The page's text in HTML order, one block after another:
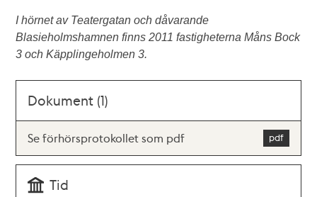
I hörnet av Teatergatan och dåvarande
Blasieholmshamnen finns 2011 fastigheterna Måns Bock
3 och Käpplingeholmen 3.
Dokument (1)
Se förhörsprotokollet som pdf
Tid